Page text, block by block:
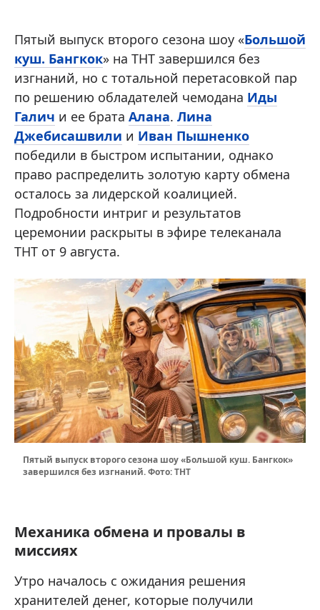
Пятый выпуск второго сезона шоу «Большой
куш. Бангкок» на ТНТ завершился без
изгнаний, но с тотальной перетасовкой пар
по решению обладателей чемодана Иды
Галич и ее брата Алана. Лина
Джебисашвили и Иван Пышненко
победили в быстром испытании, однако
право распределить золотую карту обмена
осталось за лидерской коалицией.
Подробности интриг и результатов
церемонии раскрыты в эфире телеканала
ТНТ от 9 августа.
Пятый выпуск второго сезона шоу «Большой куш. Бангкок»
завершился без изгнаний. Фото: ТНТ
Механика обмена и провалы в
миссиях
Утро началось с ожидания решения
хранителей денег, которые получили